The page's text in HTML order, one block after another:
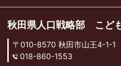
秋田県人口戦略部 こど
〒010-8570 秋田市山王4-1-1
018-860-1553